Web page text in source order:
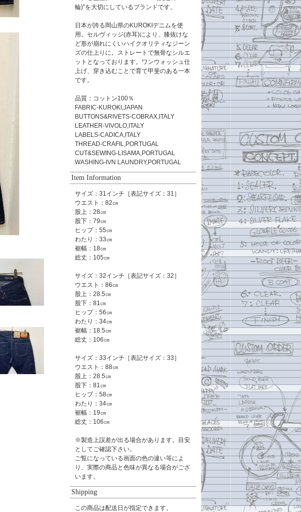
輪)”を大切にしているブランドです。
日本が誇る岡山県のKUROKIデニムを使
用。セルヴィッジ(赤耳)により、膝抜けな
ど形が崩れにくいハイクオリティなジーン
ズの仕上りに。ストレートで無骨なシルエ
ットとなっております。ワンウォッシュ仕
上げ、穿き込むことで育て甲斐のある一本
です。
品質：コットン100％
FABRIC-KUROKI,JAPAN
BUTTONS&RIVETS-COBRAX,ITALY
LEATHER-VIVOLO,ITALY
LABELS-CADICA,ITALY
THREAD-CRAFIL,PORTUGAL
CUT&SEWING-LISAMA,PORTUGAL
WASHING-IVN LAUNDRY,PORTUGAL
Item Information
サイズ：31インチ［表記サイズ：31］
ウエスト：82㎝
股上：28㎝
股下：79㎝
ヒップ：55㎝
わたり：33㎝
裾幅：18㎝
総丈：105㎝
サイズ：32インチ［表記サイズ：32］
ウエスト：86㎝
股上：28.5㎝
股下：81㎝
ヒップ：56㎝
わたり：34㎝
裾幅：18.5㎝
総丈：106㎝
サイズ：33インチ［表記サイズ：33］
ウエスト：88㎝
股上：28.5㎝
股下：81㎝
ヒップ：58㎝
わたり：34㎝
裾幅：19㎝
総丈：106㎝
※製造上誤差が出る場合があります。目安
としてご確認下さい。
ご覧になっている画面の色の違い等によ
り、実際の商品と色味が異なる場合がござ
います。
Shipping
この商品は配送日が指定できます。